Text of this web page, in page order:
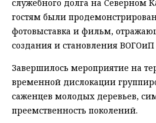
служебного долга на Северном
гостям были
фотовыставка и фильм,
создания и становления
Завершилось мероприятие на
временной дислокации
саженцев молодых деревьев,
преемственность поколений.